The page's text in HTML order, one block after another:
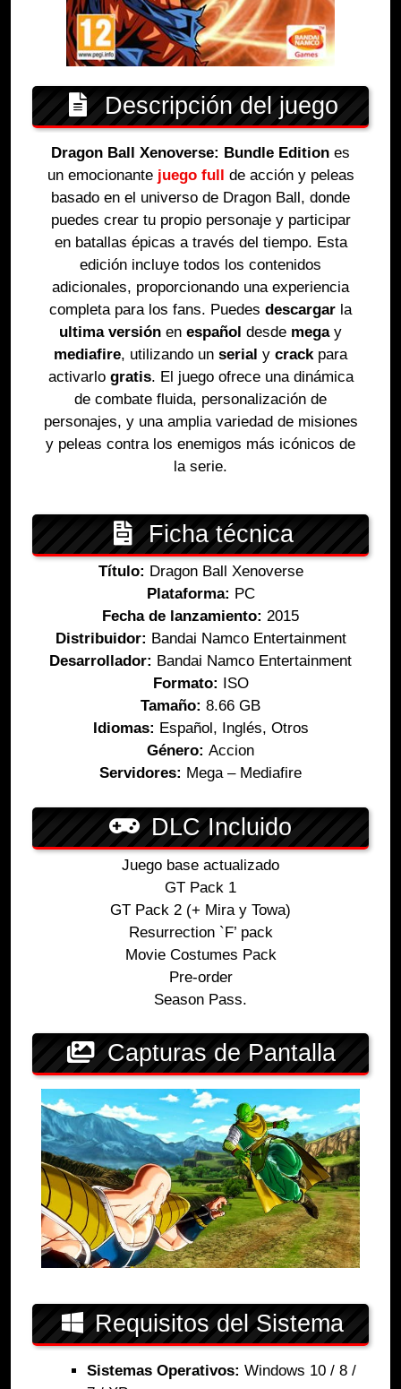
Descripción del juego
Dragon Ball Xenoverse: Bundle Edition es
un emocionante juego full
de acción y peleas
basado en el universo de Dragon Ball, donde
puedes crear tu propio personaje y participar
en batallas épicas a través del tiempo. Esta
edición incluye todos los contenidos
adicionales, proporcionando una experiencia
completa para los fans. Puedes descargar la
ultima versión en español desde megay
mediafire, utilizando un serial y crackpara
activarlo gratis. El juego ofrece una dinámica
de combate fluida, personalización de
personajes, y una amplia variedad de misiones
y peleas contra los enemigos más icónicos de
la serie.
Ficha técnica
Título: Dragon Ball Xenoverse
Plataforma: PC
Fecha de lanzamiento: 2015
Distribuidor: Bandai Namco Entertainment
Desarrollador: Bandai Namco Entertainment
Formato: ISO
Tamaño: 8.66 GB
Idiomas: Español, Inglés, Otros
Género: Accion
Servidores: Mega – Mediafire
DLC Incluido
Juego base actualizado
GT Pack 1
GT Pack 2 (+ Mira y Towa)
Resurrection `F’ pack
Movie Costumes Pack
Pre-order
Season Pass.
Capturas de Pantalla
Requisitos del Sistema
Sistemas Operativos: Windows 10 / 8 /